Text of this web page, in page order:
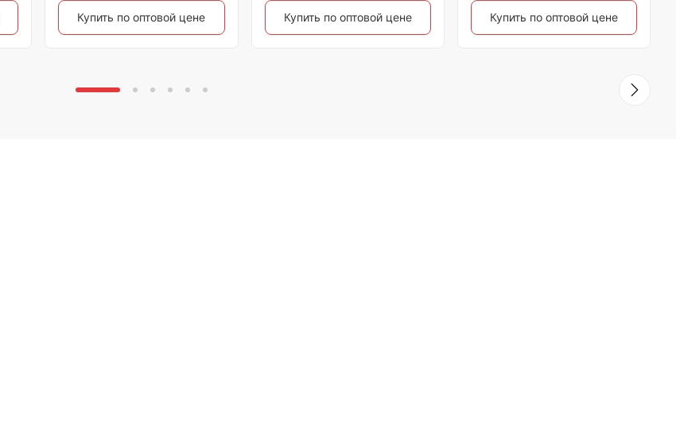
Купить по оптовой цене Купить по оптовой цене Купить по оптовой цене